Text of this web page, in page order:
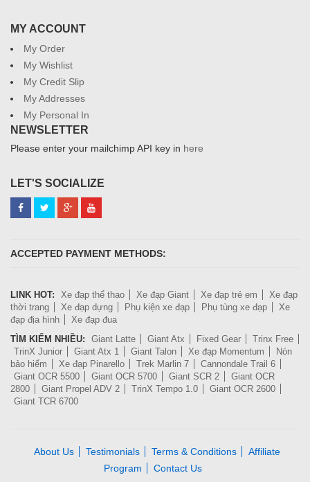
MY ACCOUNT
My Order
My Wishlist
My Credit Slip
My Addresses
My Personal In
NEWSLETTER
Please enter your mailchimp API key in here
LET'S SOCIALIZE
ACCEPTED PAYMENT METHODS:
LINK HOT: Xe đạp thể thao Xe đạp Giant Xe đạp trẻ em
Xe đạp
thời trang
Xe đạp dựng Phụ kiện xe đạp Phụ tùng xe đạp
Xe
đạp địa hình
Xe đạp đua
TÌM KIẾM NHIỀU:
Giant Latte Giant Atx Fixed Gear
Trinx Free
TrinX Junior
Giant Atx 1 Giant Talon Xe đạp Momentum
Nón
bảo hiểm
Xe đạp Pinarello Trek Marlin 7
Cannondale Trail 6
Giant OCR 5500
Giant OCR 5700 Giant SCR 2
Giant OCR
2800
Giant Propel ADV 2 TrinX Tempo 1.0
Giant OCR 2600
Giant TCR 6700
About Us Testimonials Terms & Conditions
Affiliate
Program
Contact Us